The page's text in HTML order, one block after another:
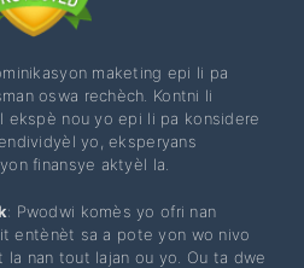
maketing epi li pa
oswa rechèch. Kontni li
ekspè nou yo epi li pa konsidere
yo, eksperyans
finansye aktyèl la.
: Pwodwi komès yo ofri nan
entènèt sa a pote yon wo nivo
nan tout lajan ou yo. Ou ta dwe